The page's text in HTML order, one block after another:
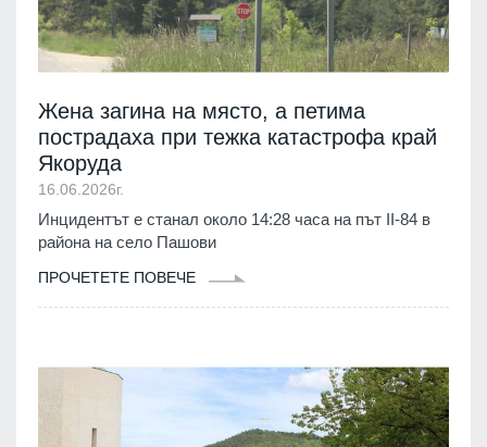
Жена загина на място, а петима
пострадаха при тежка катастрофа край
Якоруда
16.06.2026г.
Инцидентът е станал около 14:28 часа на път II-84 в
района на село Пашови
ПРОЧЕТЕТЕ ПОВЕЧЕ